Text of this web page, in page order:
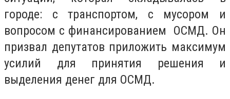
городе: с транспортом, с мусором и
вопросом с финансированием ОСМД. Он
призвал депутатов приложить максимум
усилий для принятия решения и
выделения денег для ОСМД.